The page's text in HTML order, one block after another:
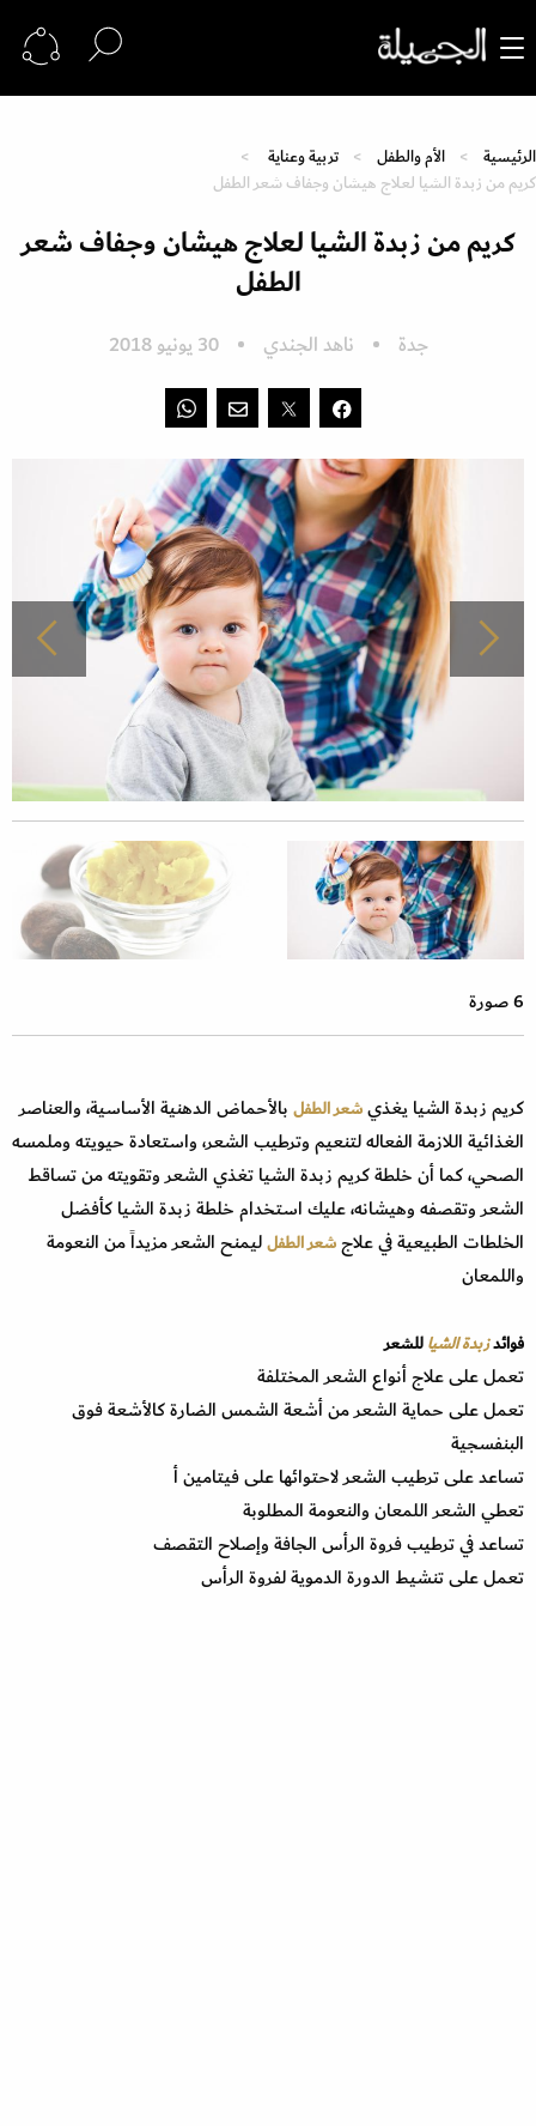
الرئيسية الأم والطفل
تربية وعناية
كريم من زبدة الشيا لعلاج هيشان وجفاف شعر الطفل
كريم من زبدة الشيا لعلاج هيشان وجفاف شعر
الطفل
جدة ناهد الجندي 30 يونيو 2018
6 صورة
كريم زبدة الشيا يغذيشعر الطفل بالأحماض الدهنية الأساسية، والعناصر
الغذائية اللازمة الفعاله لتنعيم وترطيب الشعر، واستعادة حيويته وملمسه
الصحي، كما أن خلطة كريم زبدة الشيا تغذي الشعر وتقويته من تساقط
الشعر وتقصفه وهيشانه، عليك استخدام خلطة زبدة الشيا كأفضل
الخلطات الطبيعية في علاج شعر الطفلليمنح الشعر مزيداً من النعومة
واللمعان
فوائدزبدة الشياللشعر
تعمل على علاج أنواع الشعر المختلفة
تعمل على حماية الشعر من أشعة الشمس الضارة كالأشعة فوق
البنفسجية
تساعد على ترطيب الشعر لاحتوائها على فيتامين أ
تعطي الشعر اللمعان والنعومة المطلوبة
تساعد في ترطيب فروة الرأس الجافة وإصلاح التقصف
تعمل على تنشيط الدورة الدموية لفروة الرأس